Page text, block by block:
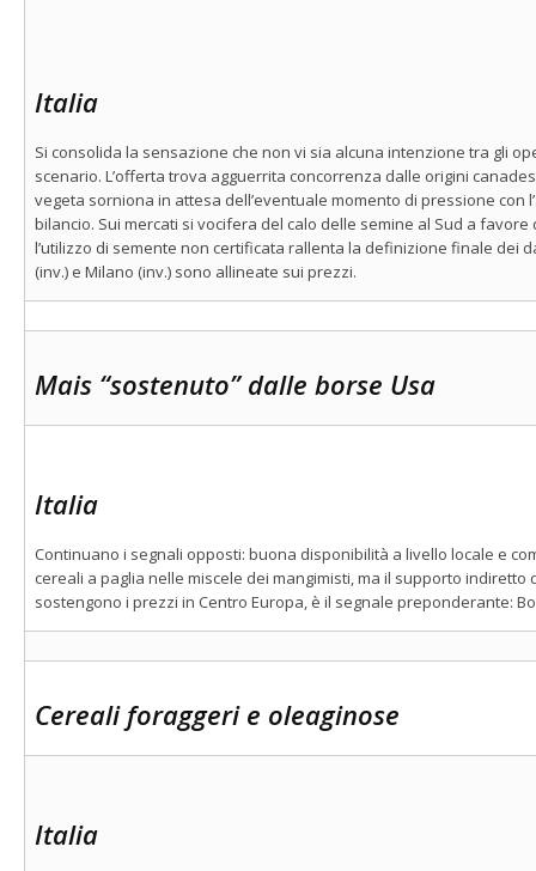
Italia
Si consolida la sensazione che non vi sia alcuna intenzione tra gli
scenario. L’offerta trova agguerrita concorrenza dalle origini
vegeta sorniona in attesa dell’eventuale momento di pressione con
bilancio. Sui mercati si vocifera del calo delle semine al Sud a favore
l’utilizzo di semente non certificata rallenta la definizione finale dei
(inv.) e Milano (inv.) sono allineate sui prezzi.
Mais “sostenuto” dalle borse Usa
Italia
Continuano i segnali opposti: buona disponibilità a livello locale e
cereali a paglia nelle miscele dei mangimisti, ma il supporto indiretto
sostengono i prezzi in Centro Europa, è il segnale preponderante:
Cereali foraggeri e oleaginose
Italia